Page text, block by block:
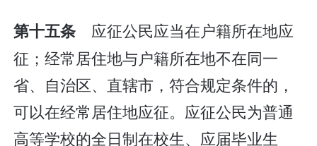
第十五条 应征公民应当在户籍所在地应
征；经常居住地与户籍所在地不在同一
省、自治区、直辖市，符合规定条件的，
可以在经常居住地应征。应征公民为普通
高等学校的全日制在校生、应届毕业生